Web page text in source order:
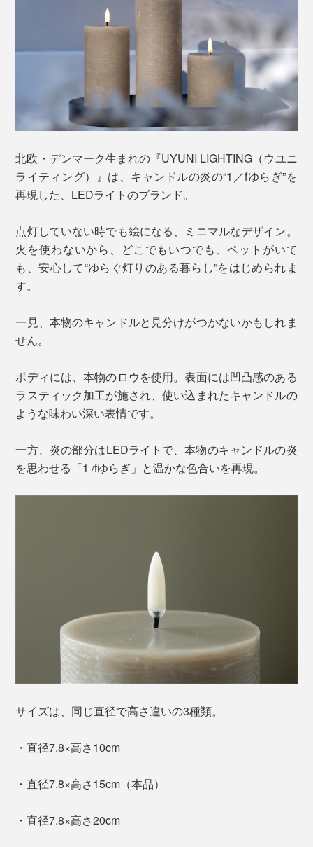
北欧・デンマーク生まれの『UYUNI LIGHTING（ウユニ
ライティング）』は、キャンドルの炎の“1／fゆらぎ”を
再現した、LEDライトのブランド。
点灯していない時でも絵になる、ミニマルなデザイン。
火を使わないから、どこでもいつでも、ペットがいて
も、安心して“ゆらぐ灯りのある暮らし”をはじめられま
す。
一見、本物のキャンドルと見分けがつかないかもしれま
せん。
ボディには、本物のロウを使用。表面には凹凸感のある
ラスティック加工が施され、使い込まれたキャンドルの
ような味わい深い表情です。
一方、炎の部分はLEDライトで、本物のキャンドルの炎
を思わせる「1 /fゆらぎ」と温かな色合いを再現。
サイズは、同じ直径で高さ違いの3種類。
・直径7.8×高さ10cm
・直径7.8×高さ15cm（本品）
・直径7.8×高さ20cm